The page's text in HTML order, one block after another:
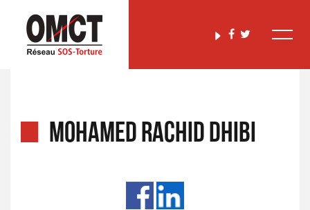
MOHAMED RACHID DHIBI